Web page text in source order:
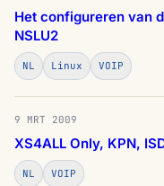
Het configureren van
NSLU2
NL Linux VOIP
9 MRT 2009
XS4ALL Only, KPN,
NL VOIP